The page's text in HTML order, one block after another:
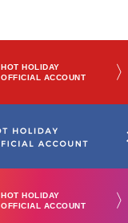
HOT HOLIDAY
OFFICIAL ACCOUNT
〉
HOT HOLIDAY
OFFICIAL ACCOUNT
〉